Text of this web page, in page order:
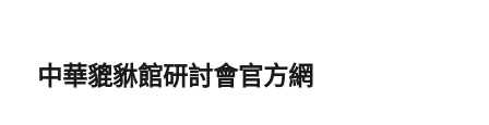
中華貔貅館研討會官方網